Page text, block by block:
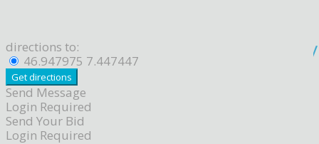
directions to:
46.947975 7.447447
Send Message
Login Required
Send Your Bid
Login Required